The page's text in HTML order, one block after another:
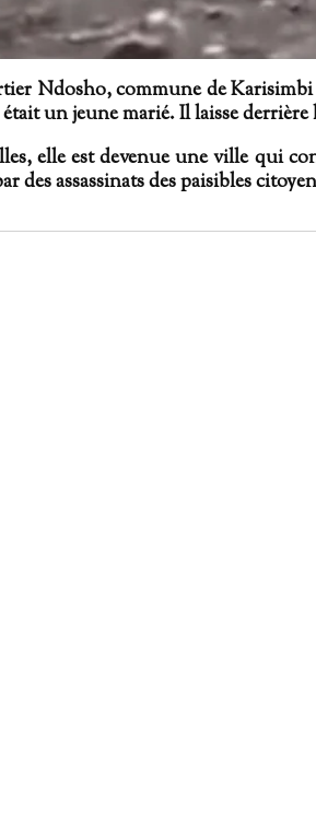
Ndosho, commune de
un jeune marié. Il laisse
elle est devenue une ville qui
des assassinats des paisibles